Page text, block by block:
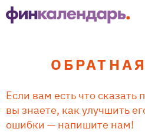
Если вам есть что сказать
вы знаете, как улучшить
ошибки — напишите нам!